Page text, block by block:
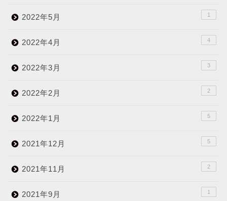
2022年5月 1
2022年4月 4
2022年3月 3
2022年2月 2
2022年1月 5
2021年12月 5
2021年11月 2
2021年9月 1